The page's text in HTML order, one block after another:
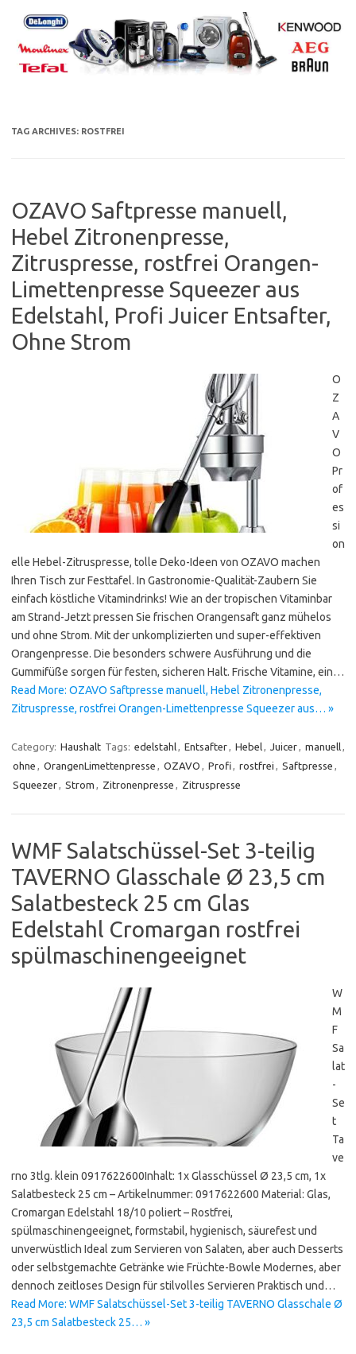
content
TAG ARCHIVES: ROSTFREI
OZAVO Saftpresse manuell,
Hebel Zitronenpresse,
Zitruspresse, rostfrei Orangen-
Limettenpresse Squeezer aus
Edelstahl, Profi Juicer Entsafter,
Ohne Strom
O
Z
A
V
O
Pr
of
es
si
on
elle Hebel-Zitruspresse, tolle Deko-Ideen von OZAVO machen
Ihren Tisch zur Festtafel. In Gastronomie-Qualität-Zaubern Sie
einfach köstliche Vitamindrinks! Wie an der tropischen Vitaminbar
am Strand-Jetzt pressen Sie frischen Orangensaft ganz mühelos
und ohne Strom. Mit der unkomplizierten und super-effektiven
Orangenpresse. Die besonders schwere Ausführung und die
Gummifüße sorgen für festen, sicheren Halt. Frische Vitamine, ein…
Read More: OZAVO Saftpresse manuell, Hebel Zitronenpresse,
Zitruspresse, rostfrei Orangen-Limettenpresse Squeezer aus… »
Category: Haushalt Tags: edelstahl, Entsafter, Hebel, Juicer, manuell,
ohne , OrangenLimettenpresse , OZAVO , Profi, rostfrei , Saftpresse ,
Squeezer, Strom , Zitronenpresse , Zitruspresse
WMF Salatschüssel-Set 3-teilig
TAVERNO Glasschale Ø 23,5 cm
Salatbesteck 25 cm Glas
Edelstahl Cromargan rostfrei
spülmaschinengeeignet
W
M
F
Sa
lat
-
Se
t
Ta
ve
rno 3tlg. klein 0917622600Inhalt: 1x Glasschüssel Ø 23,5 cm, 1x
Salatbesteck 25 cm – Artikelnummer: 0917622600 Material: Glas,
Cromargan Edelstahl 18/10 poliert – Rostfrei,
spülmaschinengeeignet, formstabil, hygienisch, säurefest und
unverwüstlich Ideal zum Servieren von Salaten, aber auch Desserts
oder selbstgemachte Getränke wie Früchte-Bowle Modernes, aber
dennoch zeitloses Design für stilvolles Servieren Praktisch und…
Read More: WMF Salatschüssel-Set 3-teilig TAVERNO Glasschale Ø
23,5 cm Salatbesteck 25… »